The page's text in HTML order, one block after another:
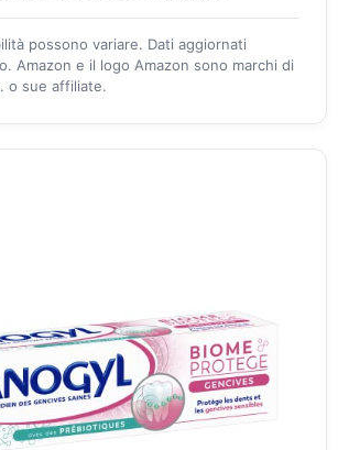
possono variare. Dati aggiornati
Amazon e il logo Amazon sono marchi di
o sue affiliate.